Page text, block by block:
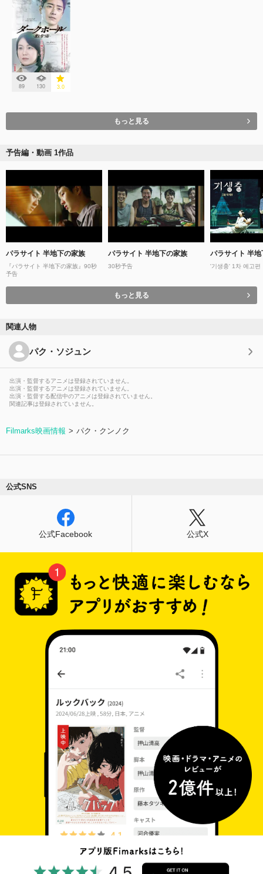
89 130 3.0
もっと見る
予告編・動画 1作品
パラサイト 半地下の家族
『パラサイト 半地下の家族』90秒
予告
パラサイト 半地下の家族
30秒予告
パラサイト 半
'기생충' 1차 예고편
もっと見る
関連人物
パク・ソジュン
出演・監督するアニメは登録されていません。
出演・監督するアニメは登録されていません。
出演・監督する配信中のアニメは登録されていません。
関連記事は登録されていません。
Filmarks映画情報 パク・クンノク
公式SNS
公式Facebook 公式X